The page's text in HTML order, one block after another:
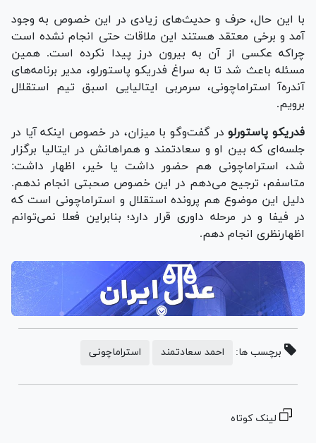
با این حال، حرف و حدیث‌های زیادی در این خصوص به وجود
آمد و برخی معتقد هستند این ملاقات حتی انجام نشده است
چراکه عکسی از آن به بیرون درز پیدا نکرده است. همین
مسئله باعث شد تا به سراغ فدریکو پاستورلو، مدیر برنامه‌های
آندره‌آ استراماچونی، سرمربی ایتالیایی اسبق تیم استقلال
برویم.
فدریکو پاستورلودر گفت‌وگو با میزان، در خصوص اینکه آیا در
جلسه‌ای که بین او و سعادتمند و همراهانش در ایتالیا برگزار
شد، استراماچونی هم حضور داشت یا خیر، اظهار داشت:
متاسفم، ترجیح می‌دهم در این خصوص صحبتی انجام ندهم.
دلیل این موضوع هم پرونده استقلال و استراماچونی است که
در فیفا و در مرحله داوری قرار دارد؛ بنابراین فعلا نمی‌توانم
اظهارنظری انجام دهم.
برچسب ها: احمد سعادتمند استراماچونی
لینک کوتاه